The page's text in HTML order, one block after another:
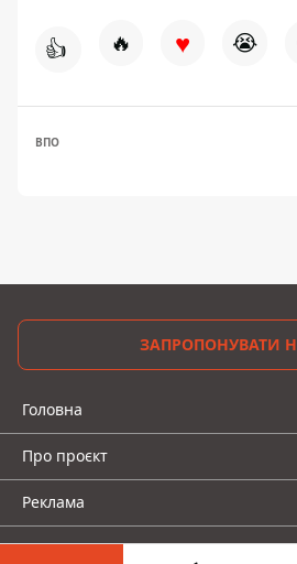
👍 🔥 ♥ 😭
ВПО
ЗАПРОПОНУВАТИ
Головна
Про проєкт
Реклама
Про нас